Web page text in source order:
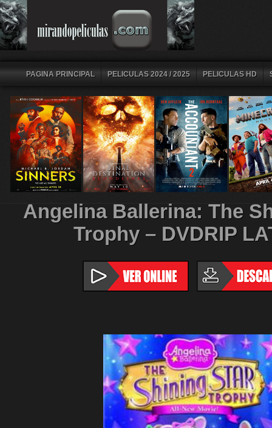
PAGINA PRINCIPAL PELICULAS 2024 / 2025 PELICULAS HD
Angelina Ballerina: The
Trophy – DVDRIP